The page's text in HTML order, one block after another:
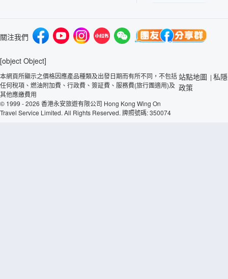
關注我們
[object Object]
本網頁所顯示之價格因應產品種類及出發日期而有所不同，不包括
任何稅項、燃油附加費、行政費、簽証費、服務費(旅行團適用)及
其他應繳費用
© 1999 - 2026 香港永安旅遊有限公司 Hong Kong Wing On
Travel Service Limited. All Rights Reserved. 牌照號碼: 350074
站點地圖 | 私隱
政策